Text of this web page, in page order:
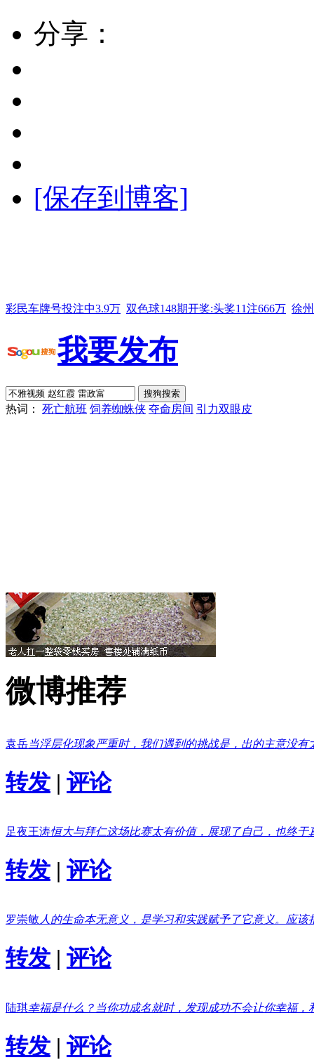
分享：
[保存到博客]
彩民车牌号投注中3.9万 双色球148期开奖:头奖11注666万 徐
我要发布
热词： 死亡航班 饲养蜘蛛侠 夺命房间 引力双眼皮
微博推荐
袁岳当浮层化现象严重时，我们遇到的挑战是，出的主意没
转发 | 评论
足夜王涛恒大与拜仁这场比赛太有价值，展现了自己，也终
转发 | 评论
罗崇敏 人的生命本无意义，是学习和实践赋予了它意义。应
转发 | 评论
陆琪幸福是什么？当你功成名就时，发现成功不会让你幸福
转发 | 评论